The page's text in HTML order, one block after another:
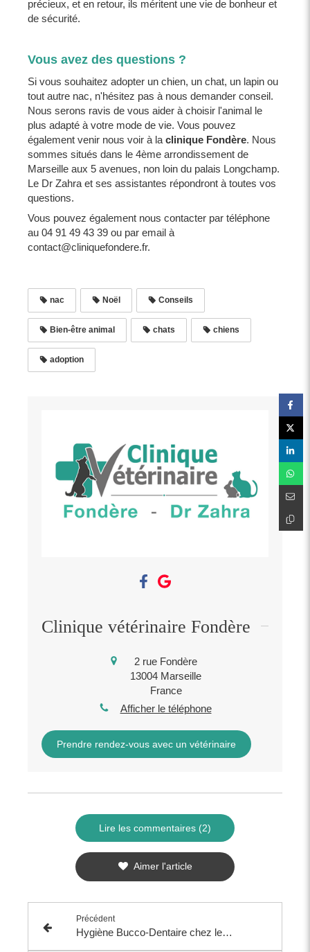
précieux, et en retour, ils méritent une vie de bonheur et
de sécurité.
Vous avez des questions ?
Si vous souhaitez adopter un chien, un chat, un lapin ou
tout autre nac, n'hésitez pas à nous demander conseil.
Nous serons ravis de vous aider à choisir l'animal le
plus adapté à votre mode de vie. Vous pouvez
également venir nous voir à la clinique Fondère. Nous
sommes situés dans le 4ème arrondissement de
Marseille aux 5 avenues, non loin du palais Longchamp.
Le Dr Zahra et ses assistantes répondront à toutes vos
questions.
Vous pouvez également nous contacter par téléphone
au 04 91 49 43 39 ou par email à
contact@cliniquefondere.fr.
nac Noël Conseils
Bien-être animal chats chiens
adoption
Clinique vétérinaire Fondère
2 rue Fondère
13004 Marseille
France
Afficher le téléphone
Prendre rendez-vous avec un vétérinaire
Lire les commentaires (2)
Aimer l'article
Précédent
Hygiène Bucco-Dentaire chez les Animaux : Prévention et Détartrage